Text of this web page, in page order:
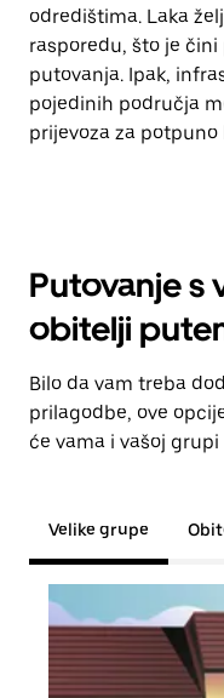
odredištima. Laka
rasporedu, što je
putovanja. Ipak,
pojedinih područja
prijevoza za
Putovanje s
obitelji
Bilo da vam treba
prilagodbe, ove
će vama i vašoj
Velike grupe